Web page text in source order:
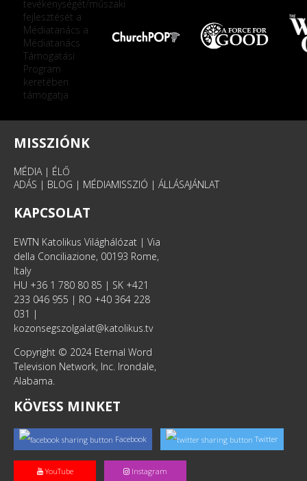
MISSZIÓNK
MÉDIA | ÉLŐ
ADÁS | BLOG | MÉDIAMISSZIÓ | ÁLLÁSAJÁNLAT
KAPCSOLAT
EWTN Katolikus Világhálózat | Via
della Conciliazione, 00193 Rome,
Italy
HU +36 1 780 80 85 | SK +421
233 046 955 | RO +40 364 228
031 |
kozonsegszolgalat@katolikus.tv
Copyright © 2024 Eternal Word
Television Network, Inc. Irondale,
Alabama.
KÖVESS MINKET
Facebook Twitter
YouTube Instagram